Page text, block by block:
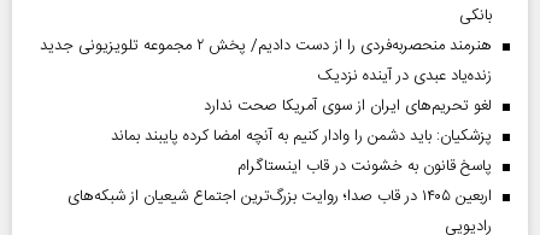
بانکی
هنرمند منحصر‌به‌فردی را از دست دادیم/ پخش ۲ مجموعه تلویزیونی جدید
زنده‌یاد عبدی در آینده نزدیک
لغو تحریم‌های ایران از سوی آمریکا صحت ندارد
پزشکیان: باید دشمن را وادار کنیم به آنچه امضا کرده پایبند بماند
پاسخ قانون به خشونت در قاب اینستاگرام
اربعین ۱۴۰۵ در قاب صدا؛ روایت بزرگ‌ترین اجتماع شیعیان از شبکه‌های
رادیویی